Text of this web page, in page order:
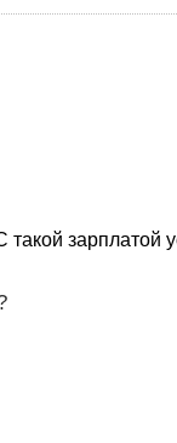
зарплатой